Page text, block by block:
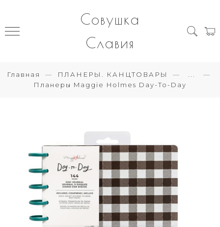
Совушка
Славия
Главная ПЛАНЕРЫ. КАНЦТОВАРЫ
Планеры Maggie Holmes Day-To-Day